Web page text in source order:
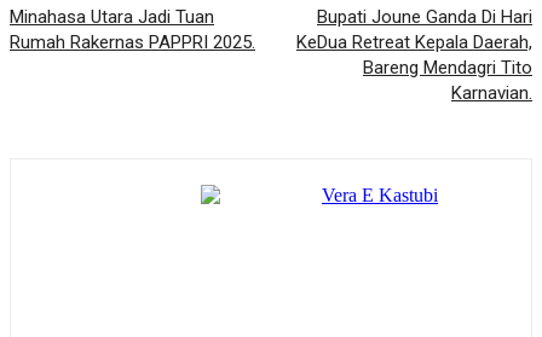
Minahasa Utara Jadi Tuan
Rumah Rakernas PAPPRI 2025.
Bupati Joune Ganda Di Hari
KeDua Retreat Kepala Daerah,
Bareng Mendagri Tito
Karnavian.